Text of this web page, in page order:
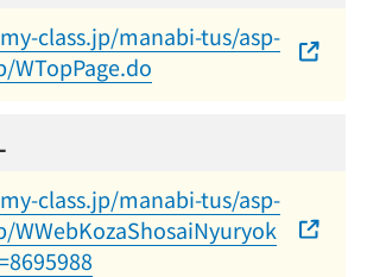
class.jp/manabi-tus/asp-
WTopPage.do
class.jp/manabi-tus/asp-
WWebKozaShosaiNyuryok